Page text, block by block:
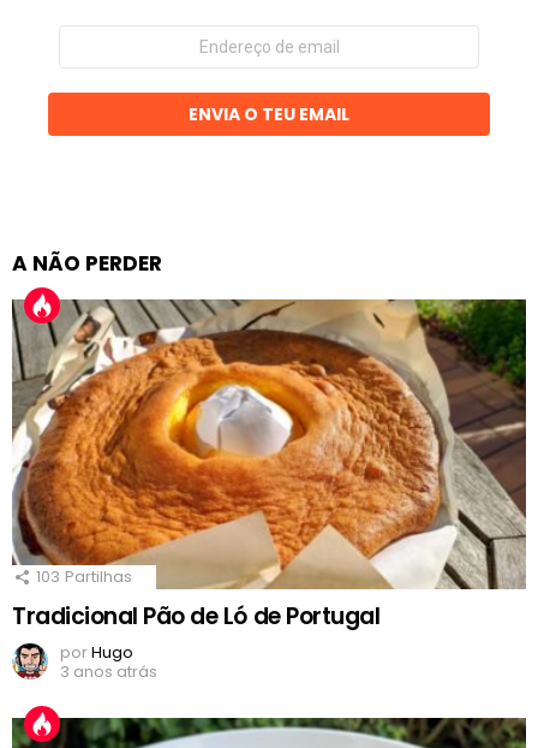
Endereço
email
ENVIA O TEU EMAIL
A NÃO PERDER
103 Partilhas
Tradicional Pão de Ló de Portugal
porHugo
3 anos atrás